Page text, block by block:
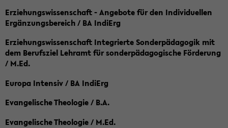
Erziehungswissenschaft - Angebote für den Individuellen
Ergänzungsbereich / BA IndiErg
Erziehungswissenschaft Integrierte Sonderpädagogik mit
dem Berufsziel Lehramt für sonderpädagogische Förderung
/ M.Ed.
Europa Intensiv / BA IndiErg
Evangelische Theologie / B.A.
Evangelische Theologie / M.Ed.